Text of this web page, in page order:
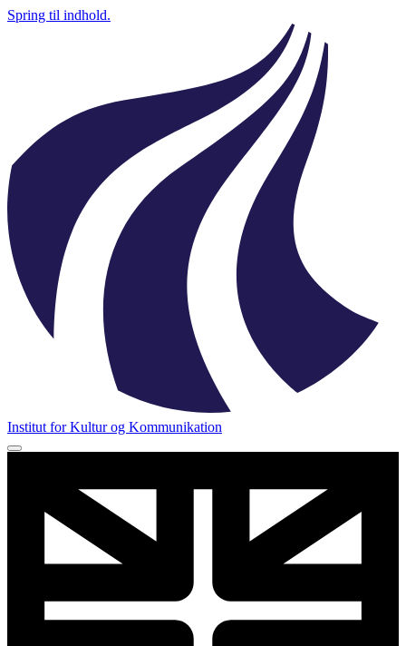
Spring til indhold.
Institut for Kultur og Kommunikation